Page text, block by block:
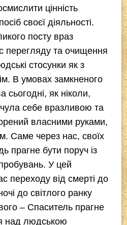
цінність
своєї діяльності.
посту враз
перегляду та очищення
стосунки як з
В умовах замкненого
сьогодні, як ніколи,
себе вразливою та
власними руками,
Саме через нас, своїх
прагне бути поруч із
У цей
переходу від смерті до
до світлого ранку
– Спаситель прагне
над людською